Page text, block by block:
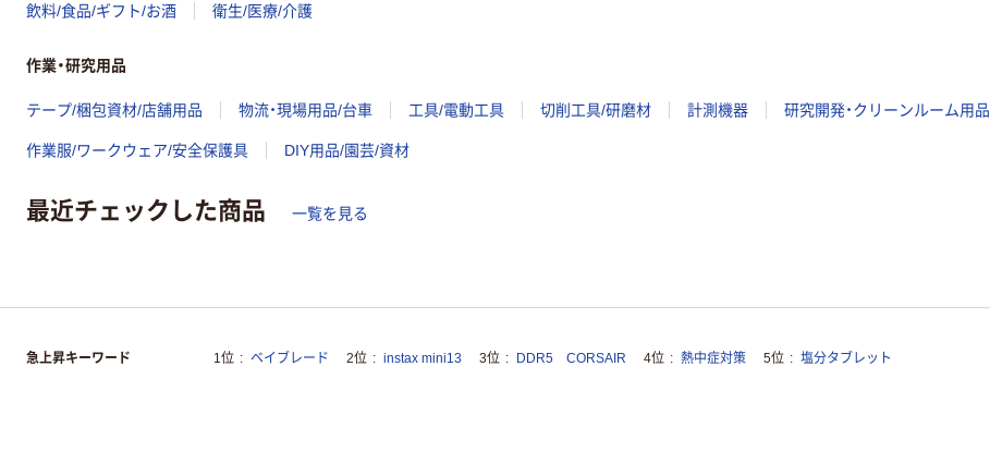
飲料/食品/ギフト/お酒 衛生/医療/介護
作業・研究用品
テープ/梱包資材/店舗用品 物流・現場用品/台車 工具/電動工具 切削工具/研磨材 計測機器 研究開発・クリーンルーム用品
作業服/ワークウェア/安全保護具 DIY用品/園芸/資材
最近チェックした商品 一覧を見る
急上昇キーワード 1位 ベイブレード 2位 instax mini13 3位 DDR5 CORSAIR 4位 熱中症対策 5位 塩分タブレット